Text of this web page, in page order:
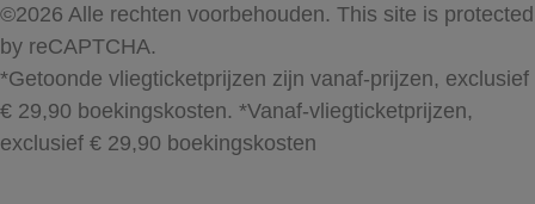
©2026 Alle rechten voorbehouden. This site is protected
by reCAPTCHA.
*Getoonde vliegticketprijzen zijn vanaf-prijzen, exclusief
€ 29,90 boekingskosten. *Vanaf-vliegticketprijzen,
exclusief € 29,90 boekingskosten